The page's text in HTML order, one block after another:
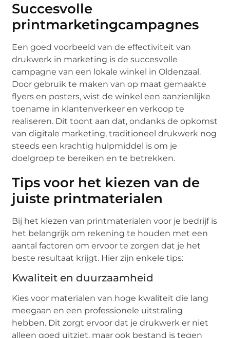
Succesvolle
printmarketingcampagnes
Een goed voorbeeld van de effectiviteit van
drukwerk in marketing is de succesvolle
campagne van een lokale winkel in Oldenzaal.
Door gebruik te maken van op maat gemaakte
flyers en posters, wist de winkel een aanzienlijke
toename in klantenverkeer en verkoop te
realiseren. Dit toont aan dat, ondanks de opkomst
van digitale marketing, traditioneel drukwerk nog
steeds een krachtig hulpmiddel is om je
doelgroep te bereiken en te betrekken.
Tips voor het kiezen van de
juiste printmaterialen
Bij het kiezen van printmaterialen voor je bedrijf is
het belangrijk om rekening te houden met een
aantal factoren om ervoor te zorgen dat je het
beste resultaat krijgt. Hier zijn enkele tips:
Kwaliteit en duurzaamheid
Kies voor materialen van hoge kwaliteit die lang
meegaan en een professionele uitstraling
hebben. Dit zorgt ervoor dat je drukwerk er niet
alleen goed uitziet, maar ook bestand is tegen